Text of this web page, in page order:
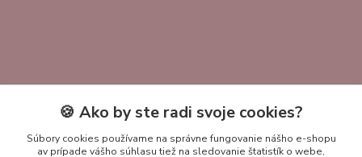
🍪 Ako by ste radi svoje cookies?
Súbory cookies používame na správne fungovanie nášho e-shopu
av prípade vášho súhlasu tiež na sledovanie štatistík o webe,